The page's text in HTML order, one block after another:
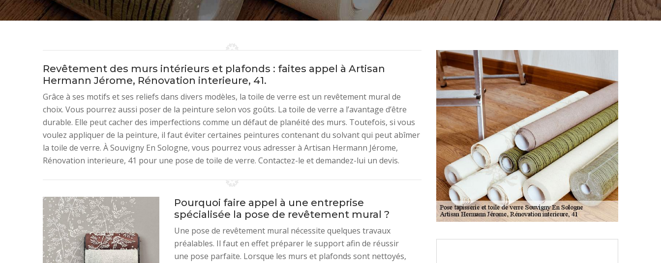
Revêtement des murs intérieurs et plafonds : faites appel à Artisan
Hermann Jérome, Rénovation interieure, 41.
Grâce à ses motifs et ses reliefs dans divers modèles, la toile de verre est un revêtement mural de
choix. Vous pourrez aussi poser de la peinture selon vos goûts. La toile de verre a l’avantage d’être
durable. Elle peut cacher des imperfections comme un défaut de planéité des murs. Toutefois, si vous
voulez appliquer de la peinture, il faut éviter certaines peintures contenant du solvant qui peut abîmer
la toile de verre. À Souvigny En Sologne, vous pourrez vous adresser à Artisan Hermann Jérome,
Rénovation interieure, 41 pour une pose de toile de verre. Contactez-le et demandez-lui un devis.
Pourquoi faire appel à une entreprise
spécialisée la pose de revêtement mural ?
Une pose de revêtement mural nécessite quelques travaux
préalables. Il faut en effet préparer le support afin de réussir
une pose parfaite. Lorsque les murs et plafonds sont nettoyés,